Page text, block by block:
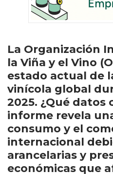
La Organización
la Viña y el Vino
estado actual de
vinícola global
2025. ¿Qué datos
informe revela
consumo y el
internacional
arancelarias y
económicas que